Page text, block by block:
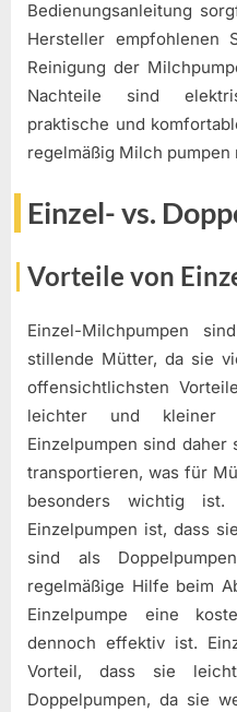
Bedienungsanleitung
Hersteller
Reinigung der
Nachteile sind
praktische und
regelmäßig Milch pumpen
Einzel- vs.
Vorteile von
Einzel-Milchpumpen
stillende Mütter, da sie
offensichtlichsten
leichter und kleiner
Einzelpumpen sind
transportieren, was für
besonders wichtig
Einzelpumpen ist, dass
sind als
regelmäßige Hilfe beim
Einzelpumpe eine
dennoch effektiv ist.
Vorteil, dass sie
Doppelpumpen, da sie